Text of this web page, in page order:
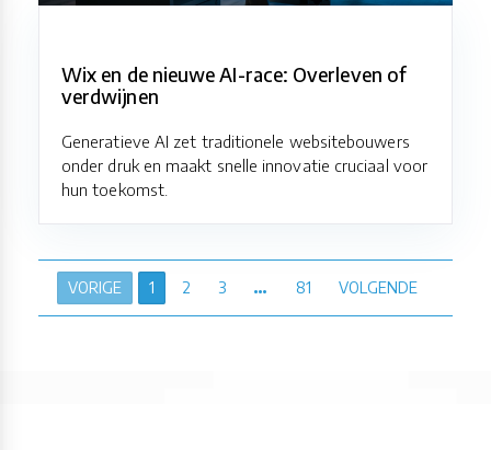
Wix en de nieuwe AI-race: Overleven of
verdwijnen
Generatieve AI zet traditionele websitebouwers
onder druk en maakt snelle innovatie cruciaal voor
hun toekomst.
VORIGE 1 2 3 … 81 VOLGENDE